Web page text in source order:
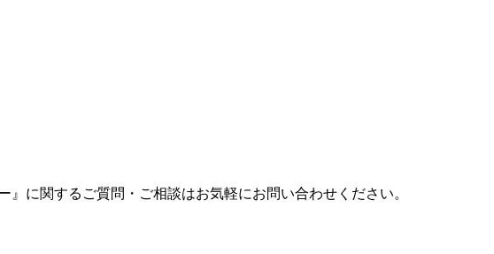
』に関するご質問・ご相談はお気軽にお問い合わせください。